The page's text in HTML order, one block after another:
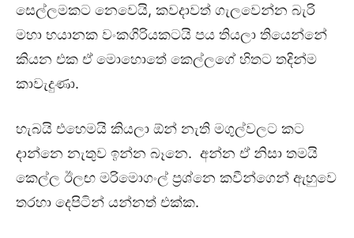
සෙල්ලමකට නෙවෙයි, කවදාවත් ගැලවෙන්න බැරි
මහා භයානක වංකගිරියකටයි පය තියලා තියෙන්නේ
කියන එක ඒ මොහොතේ කෙල්ලගේ හිතට තදින්ම
කාවැදුණා.
හැබයි එහෙමයි කියලා ඕන් නැති මගුල්වලට කට
දාන්නෙ නැතුව ඉන්න බෑනෙ. අන්න ඒ නිසා තමයි
කෙල්ල ඊලඟ මරිමොගංල් ප්‍රශ්නෙ කවීන්ගෙන් ඇහුවෙ
තරහා දෙපිටින් යන්නත් එක්ක.